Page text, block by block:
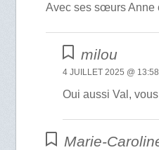
Avec ses sœurs Anne
milou
4 JUILLET 2025 @ 13:58
Oui aussi Val,
Marie-